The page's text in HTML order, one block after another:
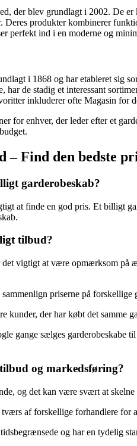
der blev grundlagt i 2002. De
produkter kombinerer
perfekt ind i en moderne og
i 1868 og har etableret sig
har de stadig et interessant
inkluderer ofte Magasin for
for enhver, der leder efter et
– Find den bedste
garderobeskab?
at finde en god pris. Et billigt
tilbud?
vigtigt at være opmærksom
priserne på
kunder, der har købt det
gange sælges garderobeskabe
og markedsføring?
og det kan være svært at
af forskellige forhandlere for
og har en tydelig